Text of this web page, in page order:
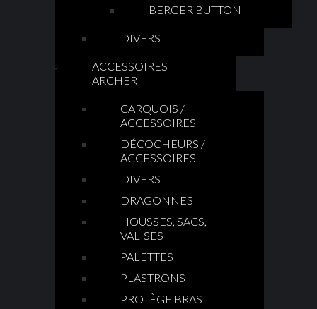
BERGER BUTTON
DIVERS
ACCESSOIRES
ARCHER
CARQUOIS /
ACCESSOIRES
DÉCOCHEURS /
ACCESSOIRES
DIVERS
DRAGONNES
HOUSSES, SACS,
VALISES
PALETTES
PLASTRONS
PROTÈGE BRAS